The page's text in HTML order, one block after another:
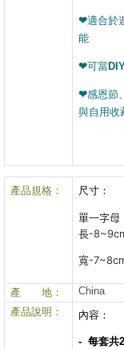
❤適合於
能
❤可當
❤感恩節
與自用收
產品規格： 尺寸：
單一字母
長-
寬-
產 地：
China
產品說明：
內容：
- 每套共